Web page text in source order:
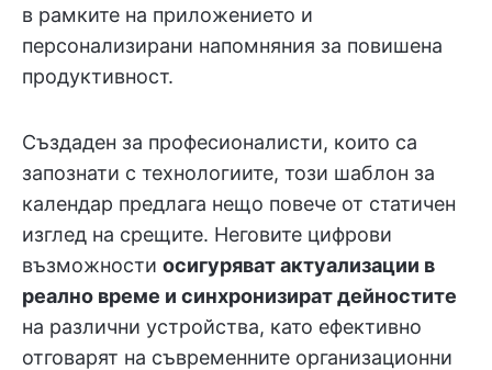
в рамките на приложението и
персонализирани напомняния за повишена
продуктивност.
Създаден за професионалисти, които са
запознати с технологиите, този шаблон за
календар предлага нещо повече от статичен
изглед на срещите. Неговите цифрови
възможности осигуряват актуализации в
реално време и синхронизират дейностите
на различни устройства, като ефективно
отговарят на съвременните организационни